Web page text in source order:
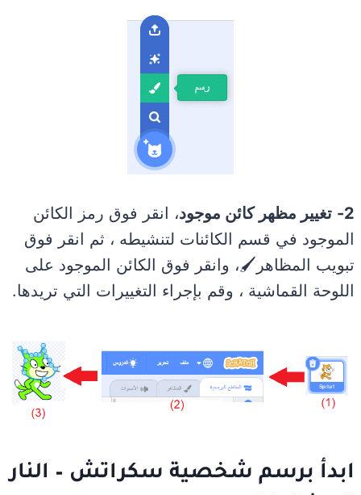
2- تغيير مظهر كائن موجود، انقر فوق رمز الكائن
الموجود في قسم الكائنات لتنشيطه ، ثم انقر فوق
تبويب المظاهر🖌️، وانقر فوق الكائن الموجود على
اللوحة القماشية ، وقم بإجراء التغييرات التي تريدها.
ابدأ برسم شخصية سكراتش – النار